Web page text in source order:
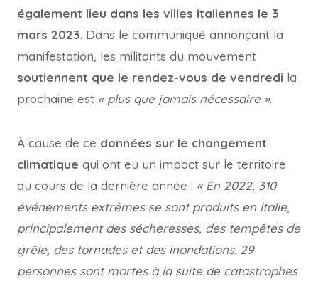
également lieu dans les villes italiennes le 3
mars 2023. Dans le communiqué annonçant la
manifestation, les militants du mouvement
soutiennent que le rendez-vous de vendredi la
prochaine est « plus que jamais nécessaire ».
À cause de ce données sur le changement
climatique qui ont eu un impact sur le territoire
au cours de la dernière année : « En 2022, 310
événements extrêmes se sont produits en Italie,
principalement des sécheresses, des tempêtes de
grêle, des tornades et des inondations. 29
personnes sont mortes à la suite de catastrophes